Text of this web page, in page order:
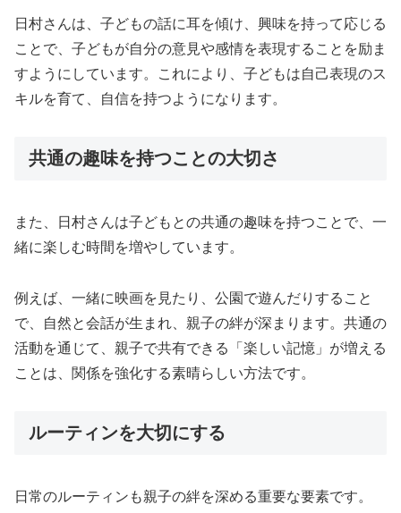
日村さんは、子どもの話に耳を傾け、興味を持って応じる
ことで、子どもが自分の意見や感情を表現することを励ま
すようにしています。これにより、子どもは自己表現のス
キルを育て、自信を持つようになります。
共通の趣味を持つことの大切さ
また、日村さんは子どもとの共通の趣味を持つことで、一
緒に楽しむ時間を増やしています。
例えば、一緒に映画を見たり、公園で遊んだりすること
で、自然と会話が生まれ、親子の絆が深まります。共通の
活動を通じて、親子で共有できる「楽しい記憶」が増える
ことは、関係を強化する素晴らしい方法です。
ルーティンを大切にする
日常のルーティンも親子の絆を深める重要な要素です。